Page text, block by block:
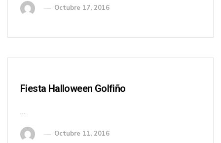
Octubre 17, 2016
Fiesta Halloween Golfiño
…
Octubre 11, 2016